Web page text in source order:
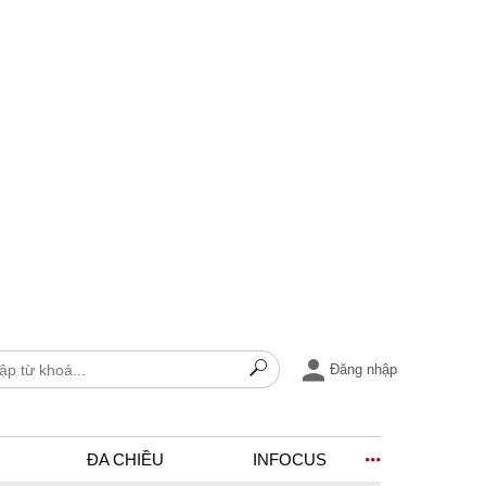
Đăng nhập
ĐA CHIỀU INFOCUS